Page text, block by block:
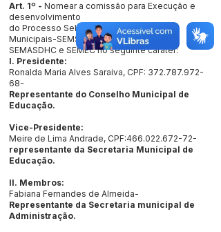
Art. 1º - Nomear a comissão para Execução e
desenvolvimento
do Processo Seletivo das Secretarias
Municipais-SEMSA -
SEMASDHC e SEMEC no seguinte caráter:
I. Presidente:
Ronalda Maria Alves Saraiva, CPF: 372.787.972-
68-
Representante do Conselho Municipal de
Educação.
Vice-Presidente:
Meire de Lima Andrade, CPF:466.022.672-72-
representante da Secretaria Municipal de
Educação.
II. Membros:
Fabiana Fernandes de Almeida-
Representante da Secretaria municipal de
Administração.